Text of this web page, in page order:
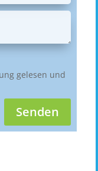
gelesen und
Senden